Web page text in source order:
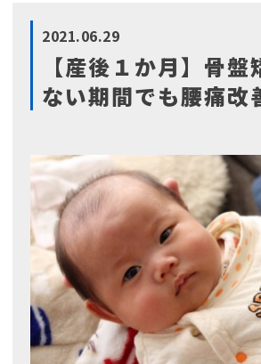
2021.06.29
【産後１か月】骨盤
ない期間でも腰痛改